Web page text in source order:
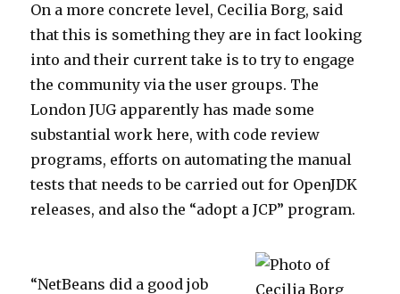
On a more concrete level, Cecilia Borg, said
that this is something they are in fact looking
into and their current take is to try to engage
the community via the user groups. The
London JUG apparently has made some
substantial work here, with code review
programs, efforts on automating the manual
tests that needs to be carried out for OpenJDK
releases, and also the “adopt a JCP” program.
“NetBeans did a good job